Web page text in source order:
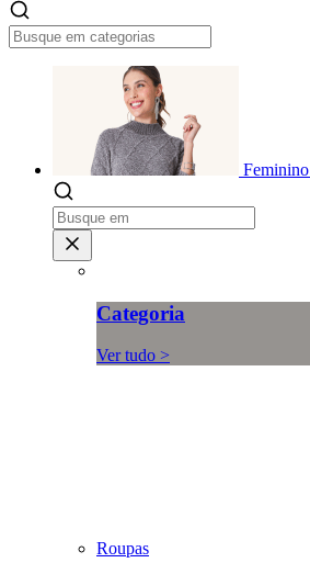
Feminino
Categoria
Ver tudo >
Roupas